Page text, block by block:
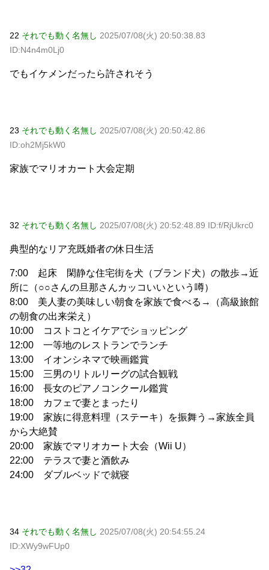
22 それでも動く名無し 2025/07/08(火) 20:50:38.83
ID:N4n4m0Lj0
でもイケメンだったら許されそう
23 それでも動く名無し 2025/07/08(火) 20:50:42.86
ID:oh2Mj5kW0
家族でマリオカート大会定期
32 それでも動く名無し 2025/07/08(火) 20:52:48.89 ID:f/RjUkrc0
典型的なリア充既婚者の休日生活
7:00 起床 閑静な住宅街を犬（ブランド犬）の散歩→近
所に（○○さんの旦那さんカッコいいという噂）
8:00 美人妻の美味しい朝食を家族で食べる→（高級旅館
の朝食の出来栄え）
10:00 コストコとイケアでショッピング
12:00 一等地のレストランでランチ
13:00 イオンシネマで映画鑑賞
15:00 三男のリトルリーグの試合観戦
16:00 長女のピアノコンクール鑑賞
18:00 カフェで妻とまったり
19:00 家族に得意料理（ステーキ）を振舞う→家族全員
から大絶賛
20:00 家族でマリオカート大会（Wii U）
22:00 テラスで妻と酒飲み
24:00 ダブルベッドで就寝
34 それでも動く名無し 2025/07/08(火) 20:54:55.24
ID:XWy9wFUp0